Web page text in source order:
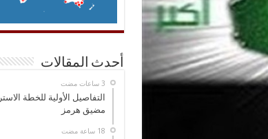
أحدث المقالات
التفاصيل الأولية للخطة
مضيق هرمز